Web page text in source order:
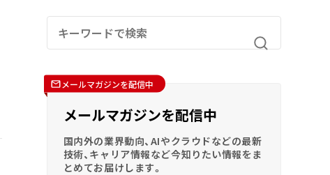
メールマガジンを配信中
メールマガジンを配信中
国内外の業界動向、AIやクラウドなどの最新
技術、キャリア情報など今知りたい情報をま
とめてお届けします。